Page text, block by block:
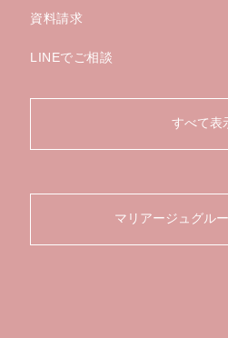
資料請求
LINEでご相談
すべて表
マリアージュグル